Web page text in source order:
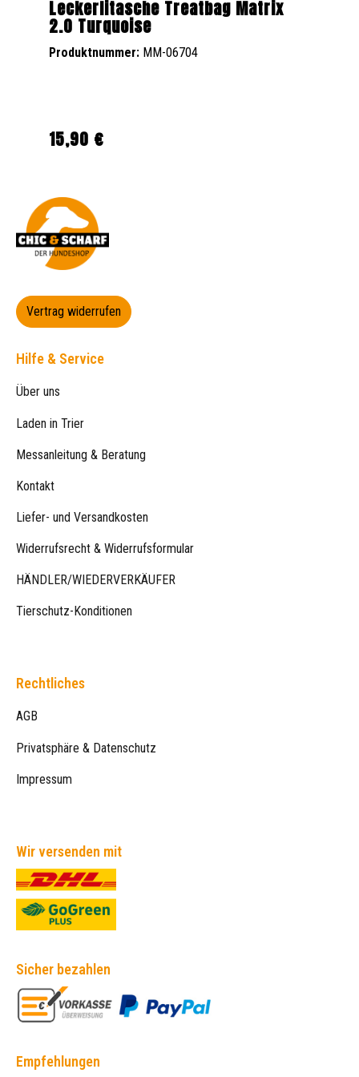
Leckerlitasche Treatbag Matrix
2.0 Turquoise
Produktnummer: MM-06704
Regulärer Preis:
15,90 €
Vertrag widerrufen
Hilfe & Service
Über uns
Laden in Trier
Messanleitung & Beratung
Kontakt
Liefer- und Versandkosten
Widerrufsrecht & Widerrufsformular
HÄNDLER/WIEDERVERKÄUFER
Tierschutz-Konditionen
Rechtliches
AGB
Privatsphäre & Datenschutz
Impressum
Wir versenden mit
Sicher bezahlen
Empfehlungen